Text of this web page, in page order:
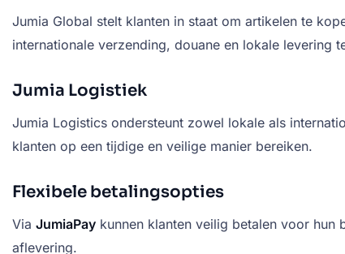
Jumia Global stelt klanten in staat om artikelen te
internationale verzending, douane en lokale levering
Jumia Logistiek
Jumia Logistics ondersteunt zowel lokale als
klanten op een tijdige en veilige manier bereiken.
Flexibele betalingsopties
Via JumiaPay kunnen klanten veilig betalen voor
aflevering.